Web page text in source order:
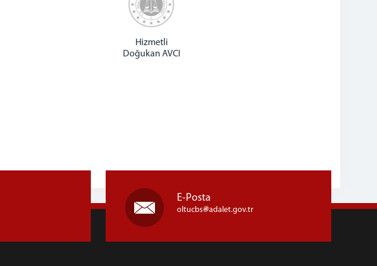
Hizmetli
Doğukan AVCI
E-Posta
oltucbs adalet.gov.tr